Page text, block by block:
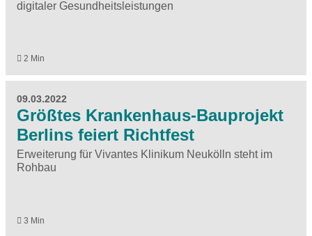
digitaler Gesundheitsleistungen
2 Min
09.03.2022
Größtes Krankenhaus-Bauprojekt
Berlins feiert Richtfest
Erweiterung für Vivantes Klinikum Neukölln steht im
Rohbau
3 Min